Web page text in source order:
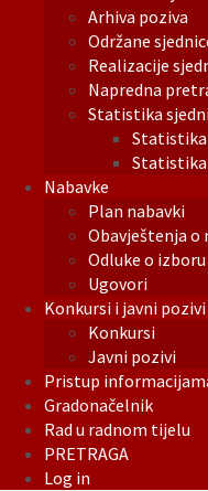
Arhiva poziva
Održane
Realizacije
Napredna
Statistika
Statistika
Statistika
Nabavke
Plan nabavki
Obavještenja o
Odluke o
Ugovori
Konkursi i javni pozivi
Konkursi
Javni pozivi
Pristup
Gradonačelnik
Rad u radnom tijelu
PRETRAGA
Log in